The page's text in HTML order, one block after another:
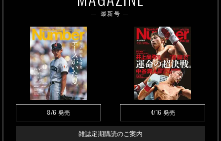
最新号
8/6 発売 4/16 発売
雑誌定期購読のご案内